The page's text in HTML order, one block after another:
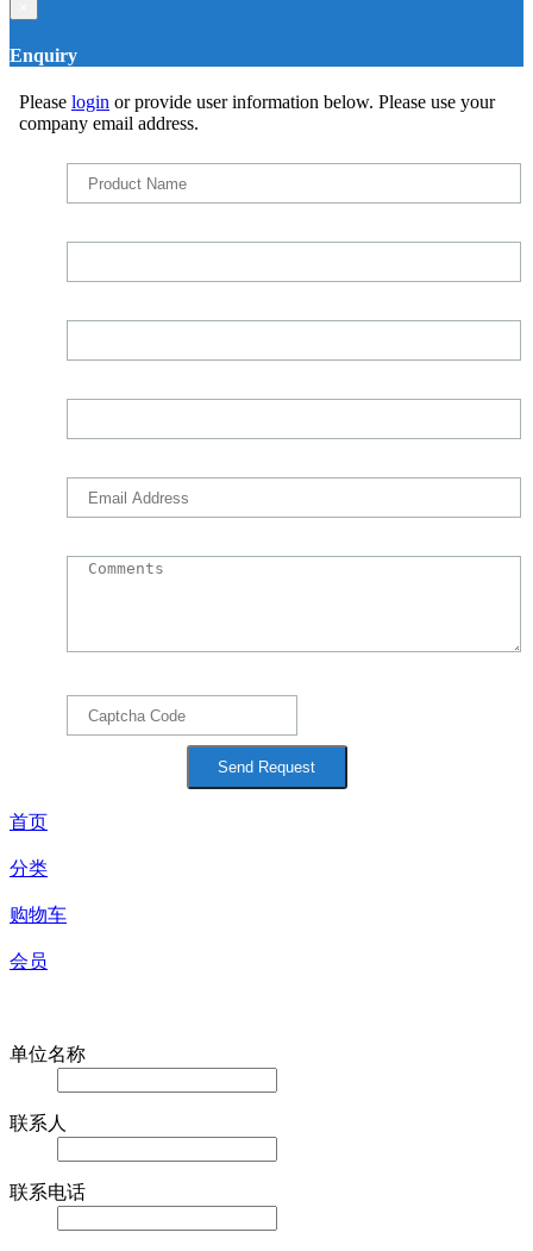
Enquiry
Please login or provide user information below. Please use your
company email address.
首页
分类
购物车
会员
单位名称
联系人
联系电话